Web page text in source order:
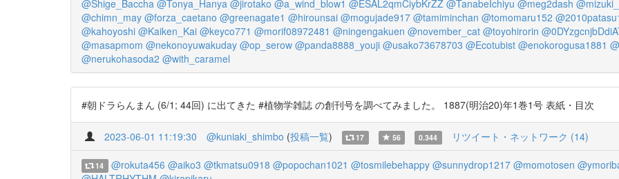
@Shige_Baccha @Tonya_Hanya @jirotako @a_wind_blow1 @ESAL2qmCiybKrZZ @TanabeIchiyu @meg2dash
@chimn_may @forza_caetano @greenagate1 @hirounsai @mogujade917 @tamiminchan @tomomaru152
@kahoyoshi @Kaiken_Kai @keyco771 @morif08972481 @ningengakuen @november_cat @toyohirorin
@masapmom @nekonoyuwakuday @op_serow @panda8888_youji @usako73678703 @Ecotubist @enokorogusa1881
@nerukohasoda2 @with_caramel
#朝ドラらんまん (6/1; 44回) に出てきた #植物学雑誌 の創刊号を調べてみました。 1887(明治20)年1巻1号 表紙・目次
2023-06-01 11:19:30 @kuniaki_shimbo (投稿一覧) 17 56 0.344 リツイート・ネットワーク (14)
14 @rokuta456 @aiko3 @tkmatsu0918 @popochan1021 @tosmilebehappy @sunnydrop1217 @momotosen